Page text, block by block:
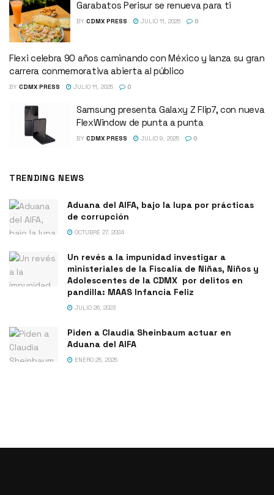
Garabatos Perisur se renueva para ti
BY CDMX PRESS JULIO 11, 2025 0
Flexi celebra 90 años caminando con México y lanza su gran
carrera conmemorativa abierta al público
BY CDMX PRESS JULIO 11, 2025 0
Samsung presenta Galaxy Z Flip7, con nueva
FlexWindow de punta a punta
BY CDMX PRESS JULIO 9, 2025 0
TRENDING NEWS
Aduana del AIFA, bajo la lupa por prácticas
de corrupción
OCTUBRE 27, 2024
Un revés a la impunidad investigar a
ministeriales de la Fiscalía de Niñas, Niños y
Adolescentes de la CDMX por delitos en
pandilla: MAAS Infancia Feliz
JULIO 26, 2023
Piden a Claudia Sheinbaum actuar en
Aduana del AIFA
ENERO 25, 2025